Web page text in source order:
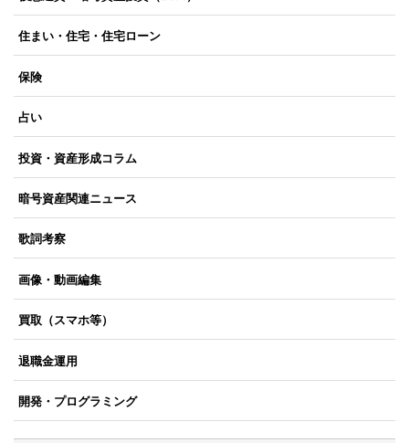
住まい・住宅・住宅ローン
保険
占い
投資・資産形成コラム
暗号資産関連ニュース
歌詞考察
画像・動画編集
買取（スマホ等）
退職金運用
開発・プログラミング